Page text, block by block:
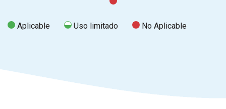
Aplicable Uso limitado No Aplicable